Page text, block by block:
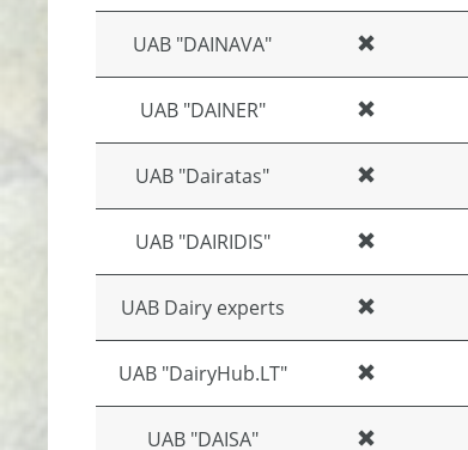
UAB "DAINAVA"
UAB "DAINER"
UAB "Dairatas"
UAB "DAIRIDIS"
UAB Dairy experts
UAB "DairyHub.LT"
UAB "DAISA"